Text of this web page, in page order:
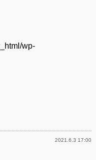
wp-
2021.6.3 17:00